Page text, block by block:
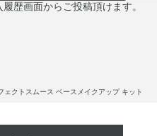
歴画面からご投稿頂けます。
ェクトスムース ベースメイクアップ キット